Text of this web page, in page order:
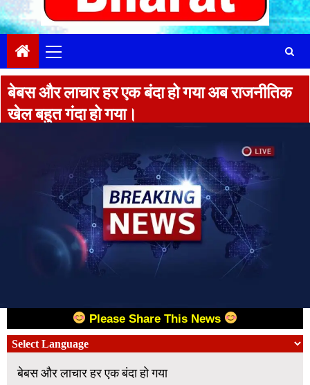
Menu
बेबस और लाचार हर एक बंदा हो गया अब राजनीतिक
खेल बहुत गंदा हो गया।
Please Share This News
बेबस और लाचार हर एक बंदा हो गया